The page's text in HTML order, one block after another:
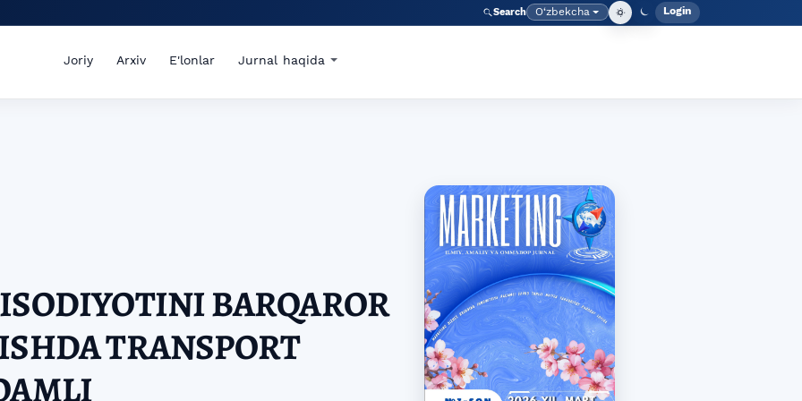
Search Language
O‘zbekcha Admin
Login
Joriy Arxiv E'lonlar Jurnal haqida
BARQAROR
TRANSPORT